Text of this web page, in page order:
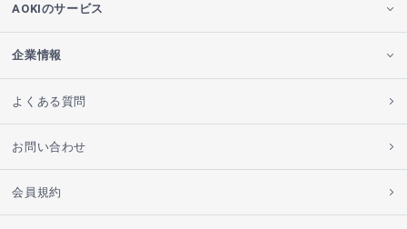
AOKIのサービス
企業情報
よくある質問
お問い合わせ
会員規約